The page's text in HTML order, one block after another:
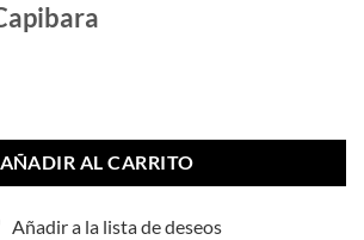
AÑADIR AL CARRITO
Añadir a la lista de deseos